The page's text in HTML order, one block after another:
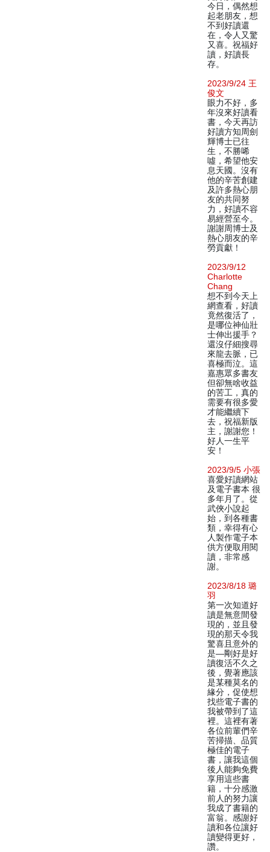
今日，偶然想
起老朋友，想
不到好讀還
在，令人又驚
又喜。祝福好
讀，好讀長
存。
2023/9/24 王
俊文
眼力不好，多
年沒來好讀看
書，今天再訪
好讀方知周劍
輝博士已往
生，不勝唏
噓，希望他安
息天國。沒有
他的辛苦創建
及許多熱心朋
友的共同努
力，好讀不容
易經營至今。
謝謝周博士及
熱心朋友的辛
勞貢獻！
2023/9/12
Charlotte
Chang
想不到今天上
網查看，好讀
竟然復活了，
是哪位神仙壯
士伸出援手？
還沒仔細搜尋
來龍去脈，已
喜極而泣。這
嘉惠眾多書友
但卻無啥收益
的苦工，真的
需要有很多愛
才能繼續下
去，祝福新版
主，謝謝您！
好人一生平
安！
2023/9/5 小張
喜愛好讀網站
及電子書本 很
多年月了。從
武俠小說起
始，到各種書
類，幸得有心
人製作電子本
供方便取用閱
讀，非常感
謝。
2023/8/18 璐
羽
第一次知道好
讀是無意間發
現的，並且發
現的那天令我
驚喜且意外的
是—剛好是好
讀復活不久之
後，覺著應該
是某種莫名的
緣分，促使想
找些電子書的
我被帶到了這
裡。這裡有著
各位前輩們辛
苦掃描、品質
極佳的電子
書，讓我這個
後人能夠免費
享用這些書
籍，十分感激
前人的努力讓
我成了書籍的
富翁。感謝好
讀和各位讓好
讀變得更好，
讚。